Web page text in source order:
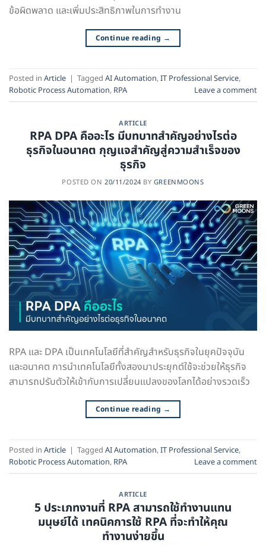
ข้อผิดพลาด และเพิ่มประสิทธิภาพในการทำงาน
Continue reading →
Posted in Article | Tagged AI Automation,IT Professional Service,
Robotic Process Automation, RPA Leave a comment
ARTICLE
RPA DPA คืออะไร มีบทบาทสำคัญอย่างไรต่อ
ธุรกิจในอนาคต กุญแจสำคัญสู่ความสำเร็จของ
ธุรกิจ
POSTED ON20/11/2024 BY GREENMOONS
RPA และ DPA เป็นเทคโนโลยีที่สำคัญสำหรับธุรกิจในยุคปัจจุบัน
และอนาคต การนำเทคโนโลยีทั้งสองมาประยุกต์ใช้จะช่วยให้ธุรกิจ
สามารถปรับตัวให้เข้ากับการเปลี่ยนแปลงของโลกได้อย่างรวดเร็ว
Continue reading →
Posted in Article | Tagged AI Automation,IT Professional Service,
Robotic Process Automation, RPA Leave a comment
ARTICLE
5 ประเภทงานที่ RPA สามารถใช้ทำงานแทน
มนุษย์ได้ เทคนิคการใช้ RPA ที่จะทำให้คุณ
ทำงานง่ายขึ้น